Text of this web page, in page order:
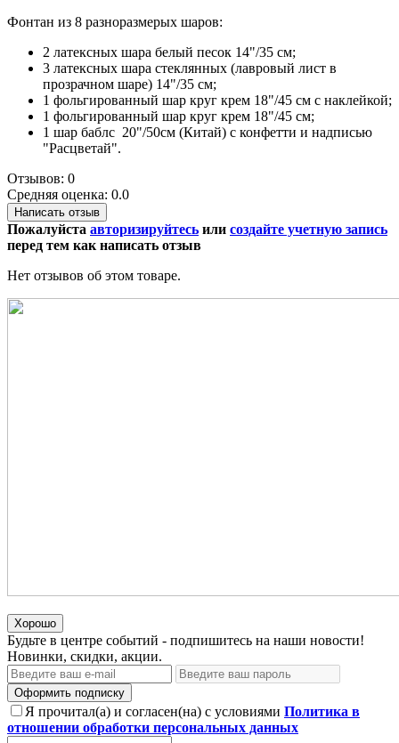
Фонтан из 8 разноразмерых шаров:
2 латексных шара белый песок 14"/35 см;
3 латексных шара стеклянных (лавровый лист в
прозрачном шаре) 14"/35 см;
1 фольгированный шар круг крем 18"/45 см с наклейкой;
1 фольгированный шар круг крем 18"/45 см;
1 шар баблс 20"/50см (Китай) с конфетти и надписью
"Расцветай".
Отзывов: 0
Средняя оценка: 0.0
Написать отзыв
Пожалуйста авторизируйтесь или создайте учетную запись
перед тем как написать отзыв
Нет отзывов об этом товаре.
Хорошо
Будьте в центре событий - подпишитесь на наши новости!
Новинки, скидки, акции.
Оформить подписку
Я прочитал(а) и согласен(на) с условиями Политика в
отношении обработки персональных данных